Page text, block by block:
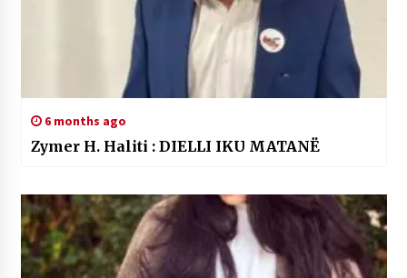
6 months ago
Zymer H. Haliti : DIELLI IKU MATANË